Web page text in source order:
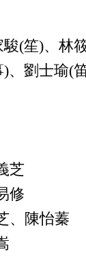
(笙)、林
、劉士瑜(
芝
修
、陳怡蓁